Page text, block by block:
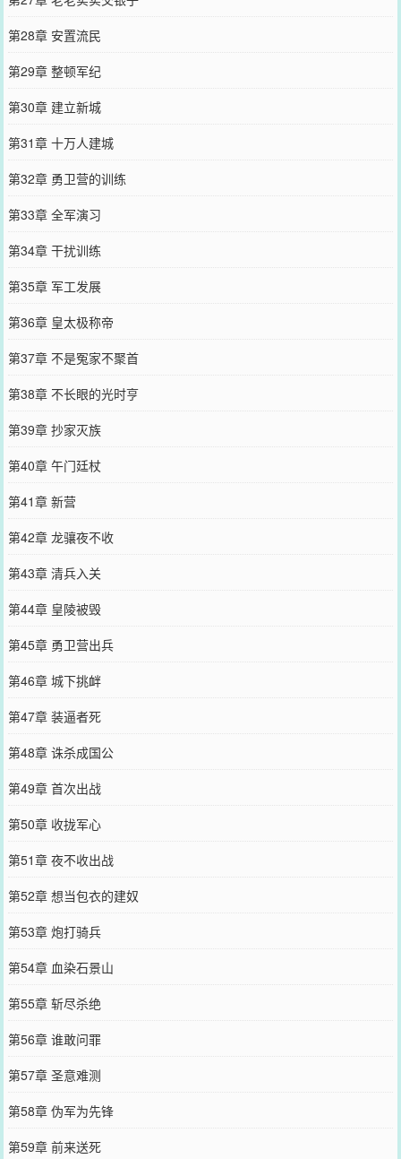
第28章 安置流民
第29章 整顿军纪
第30章 建立新城
第31章 十万人建城
第32章 勇卫营的训练
第33章 全军演习
第34章 干扰训练
第35章 军工发展
第36章 皇太极称帝
第37章 不是冤家不聚首
第38章 不长眼的光时亨
第39章 抄家灭族
第40章 午门廷杖
第41章 新营
第42章 龙骧夜不收
第43章 清兵入关
第44章 皇陵被毁
第45章 勇卫营出兵
第46章 城下挑衅
第47章 装逼者死
第48章 诛杀成国公
第49章 首次出战
第50章 收拢军心
第51章 夜不收出战
第52章 想当包衣的建奴
第53章 炮打骑兵
第54章 血染石景山
第55章 斩尽杀绝
第56章 谁敢问罪
第57章 圣意难测
第58章 伪军为先锋
第59章 前来送死